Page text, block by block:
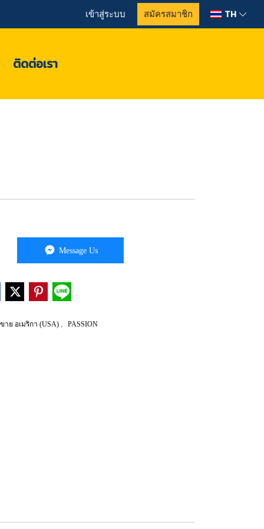
เข้าสู่ระบบ สมัครสมาชิก TH
ติดต่อเรา
Message Us
าย อเมริกา (USA) PASSION